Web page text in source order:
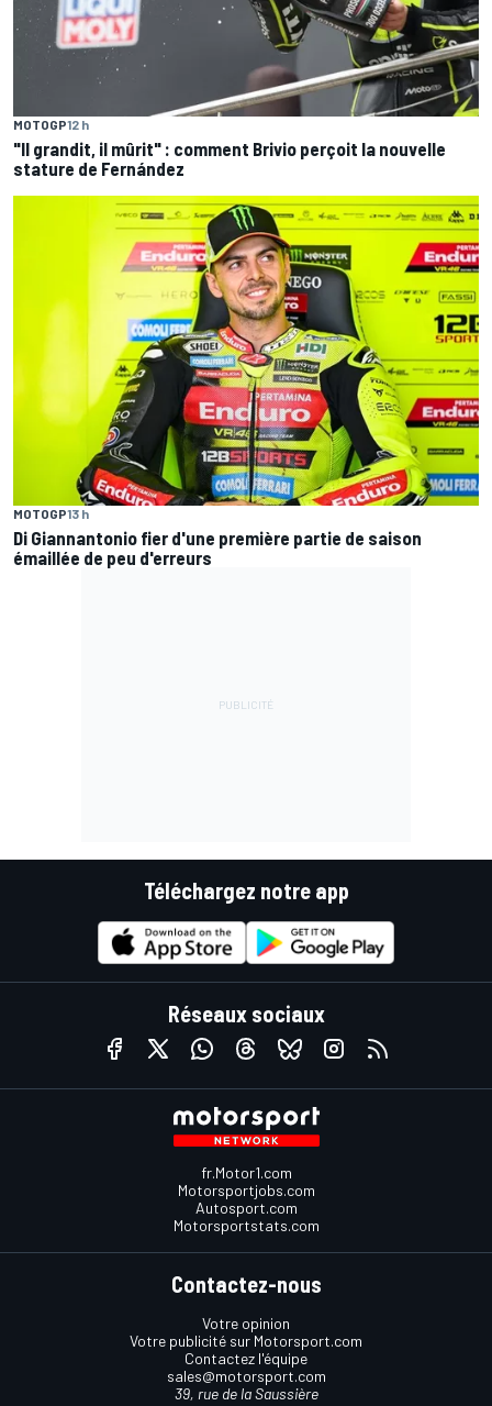
MOTOGP12 h
"Il grandit, il mûrit" : comment Brivio perçoit la nouvelle
stature de Fernández
MOTOGP13 h
Di Giannantonio fier d'une première partie de saison
émaillée de peu d'erreurs
Téléchargez notre app
Réseaux sociaux
fr.Motor1.com
Motorsportjobs.com
Autosport.com
Motorsportstats.com
Contactez-nous
Votre opinion
Votre publicité sur Motorsport.com
Contactez l'équipe
sales@motorsport.com
39, rue de la Saussière